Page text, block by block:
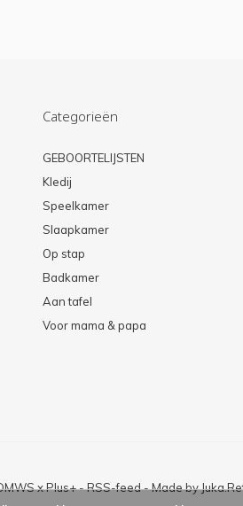
Categorieën
GEBOORTELIJSTEN
Kledij
Speelkamer
Slaapkamer
Op stap
Badkamer
Aan tafel
Voor mama & papa
xPlus+-RSS-feed- Made by